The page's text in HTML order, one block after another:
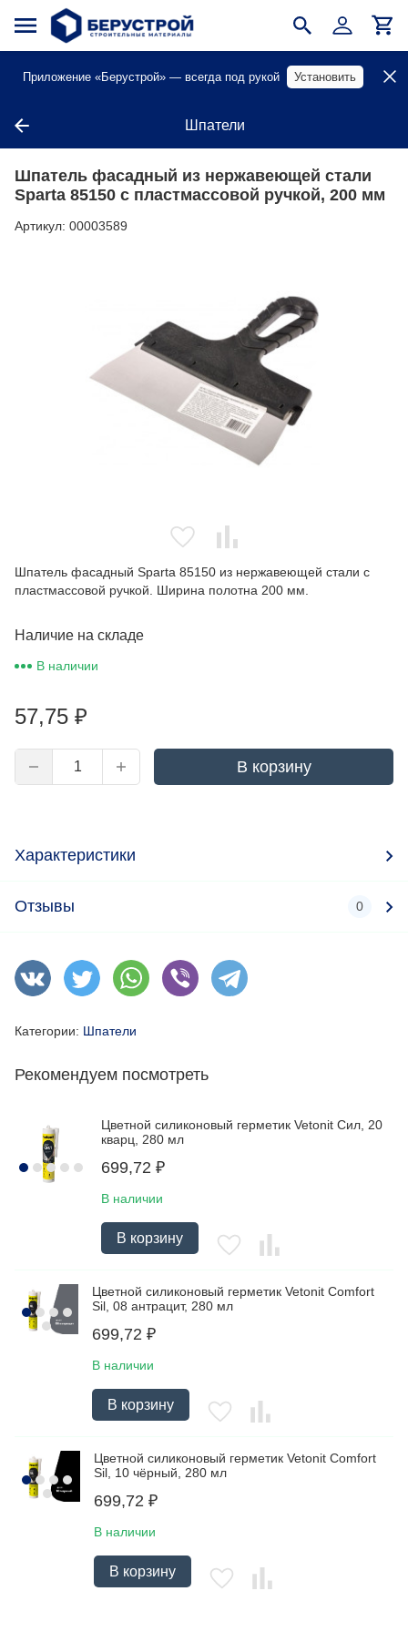
Приложение «Берустрой» — всегда под рукой Установить
Шпатели
Шпатель фасадный из нержавеющей стали
Sparta 85150 с пластмассовой ручкой, 200 мм
Артикул: 00003589
Шпатель фасадный Sparta 85150 из нержавеющей стали с
пластмассовой ручкой. Ширина полотна 200 мм.
Наличие на складе
В наличии
57,75 ₽
В корзину
Характеристики
Отзывы 0
Категории: Шпатели
Рекомендуем посмотреть
Цветной силиконовый герметик Vetonit Сил, 20
кварц, 280 мл
699,72 ₽
В наличии
В корзину
Цветной силиконовый герметик Vetonit Comfort
Sil, 08 антрацит, 280 мл
699,72 ₽
В наличии
В корзину
Цветной силиконовый герметик Vetonit Comfort
Sil, 10 чёрный, 280 мл
699,72 ₽
В наличии
В корзину